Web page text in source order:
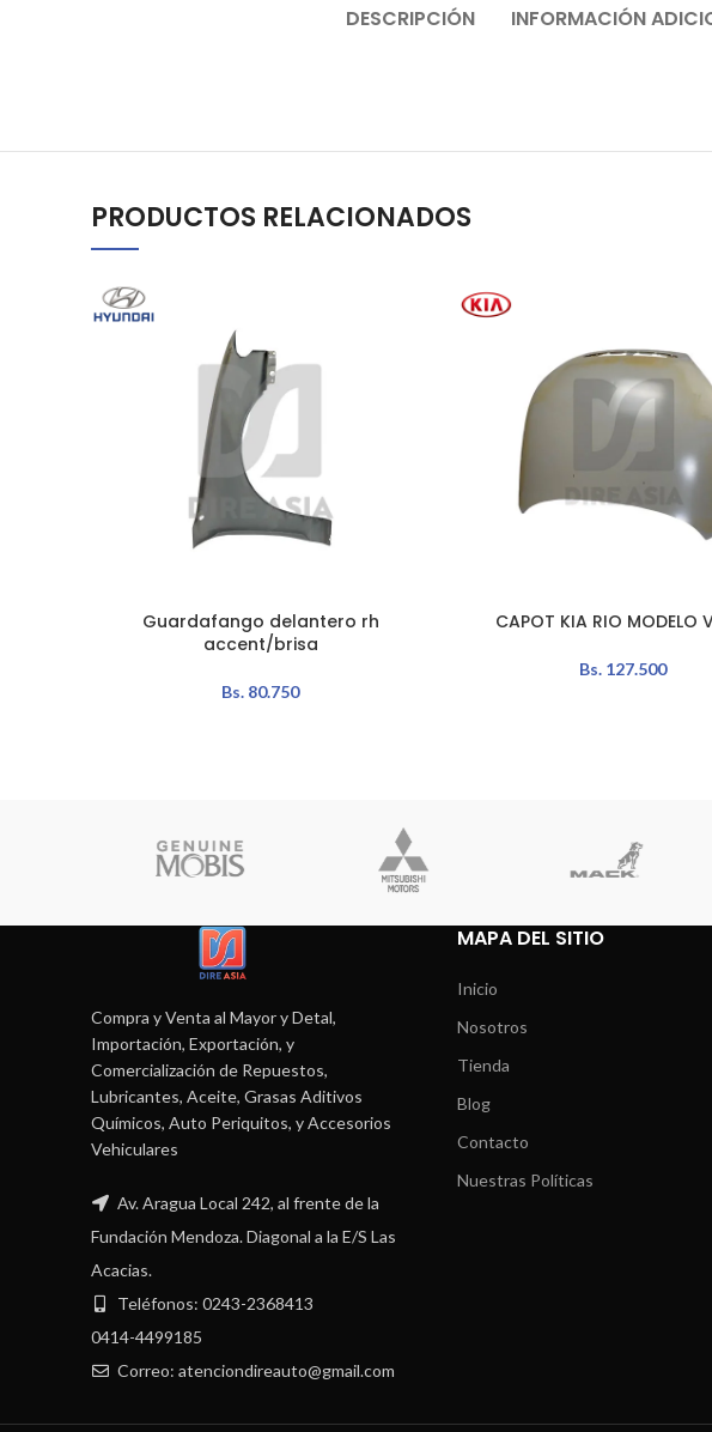
DESCRIPCIÓN INFORMACIÓN
PRODUCTOS RELACIONADOS
AÑADIR AL CARRITO
Guardafango delantero rh
accent/brisa
Bs. 80.750
AÑADIR AL CARRITO
CAPOT KIA RIO MODELO
Bs. 127.500
Compra y Venta al Mayor y Detal,
Importación, Exportación, y
Comercialización de Repuestos,
Lubricantes, Aceite, Grasas Aditivos
Químicos, Auto Periquitos, y Accesorios
Vehiculares
Av. Aragua Local 242, al frente de la
Fundación Mendoza. Diagonal a la E/S Las
Acacias.
Teléfonos: 0243-2368413
0414-4499185
Correo: atenciondireauto@gmail.com
MAPA DEL SITIO
Inicio
Nosotros
Tienda
Blog
Contacto
Nuestras Políticas